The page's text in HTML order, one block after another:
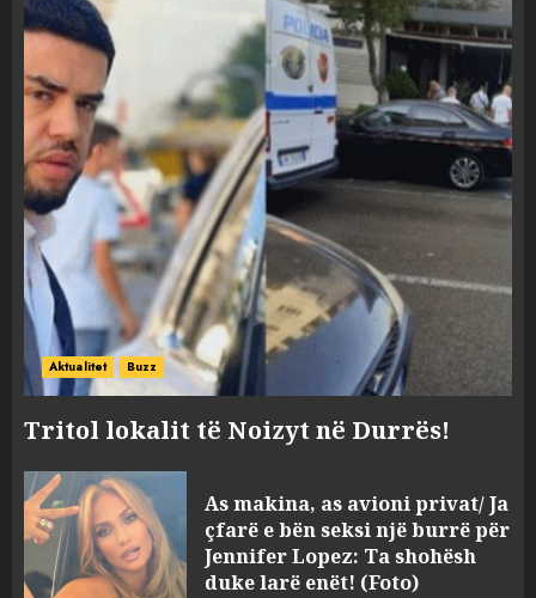
Aktualitet Buzz
Tritol lokalit të Noizyt në Durrës!
As makina, as avioni privat/ Ja
çfarë e bën seksi një burrë për
Jennifer Lopez: Ta shohësh
duke larë enët! (Foto)